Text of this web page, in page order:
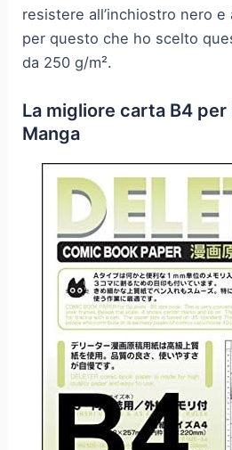
resistere all’inchiostro nero
per questo che ho scelto
da 250 g/m².
La migliore carta B4
Manga